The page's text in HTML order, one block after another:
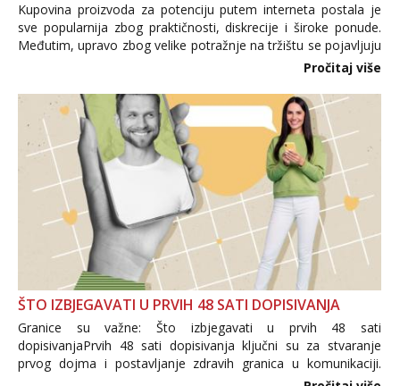
Kupovina proizvoda za potenciju putem interneta postala je
sve popularnija zbog praktičnosti, diskrecije i široke ponude.
Međutim, upravo zbog velike potražnje na tržištu se pojavljuju
i brojni krivotvoreni proizvodi, nepouzdane internetske
Pročitaj više
ŠTO IZBJEGAVATI U PRVIH 48 SATI DOPISIVANJA
Granice su važne: Što izbjegavati u prvih 48 sati
dopisivanjaPrvih 48 sati dopisivanja ključni su za stvaranje
prvog dojma i postavljanje zdravih granica u komunikaciji.
Važno je izbjeći prebrzo otkrivanje osobnih ili intimnih